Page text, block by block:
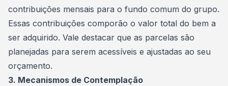
contribuições mensais para o fundo comum do grupo.
Essas contribuições comporão o valor total do bem a
ser adquirido. Vale destacar que as parcelas são
planejadas para serem acessíveis e ajustadas ao seu
orçamento.
3. Mecanismos de Contemplação